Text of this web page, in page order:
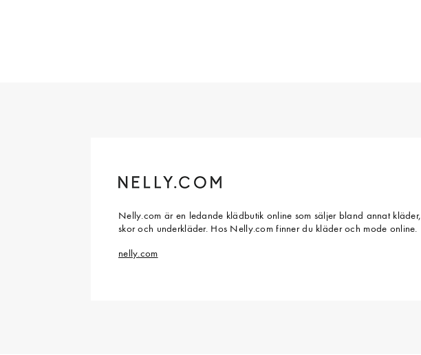
Nelly.com är en ledande klädbutik online som säljer bland annat kläder,
skor och underkläder. Hos Nelly.com finner du kläder och mode online.
nelly.com